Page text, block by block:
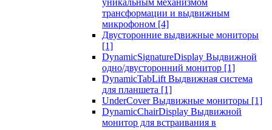
уникальным механизмом
трансформации и выдвижным
микрофоном [4]
Двусторонние выдвижные мониторы
[1]
DynamicSignatureDisplay Выдвижной
одно/двусторонний монитор [1]
DynamicTabLift Выдвижная система
для планшета [1]
UnderCover Выдвижные мониторы [1]
DynamicChairDisplay Выдвижной
монитор для встраивания в